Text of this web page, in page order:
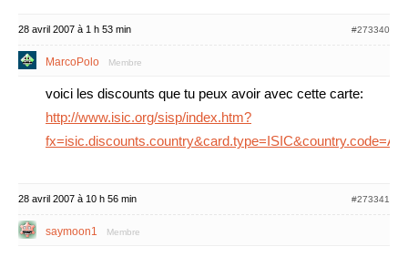
28 avril 2007 à 1 h 53 min #273340
MarcoPolo Membre
voici les discounts que tu peux avoir avec cette carte:
http://www.isic.org/sisp/index.htm?
fx=isic.discounts.country&card.type=ISIC&country.code=AU
28 avril 2007 à 10 h 56 min #273341
saymoon1 Membre